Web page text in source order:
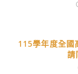
115學年度全國
請